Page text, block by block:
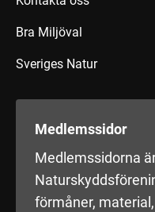
Bra Miljöval
Sveriges Natur
Medlemssidor
Medlemssidorna
förmåner,